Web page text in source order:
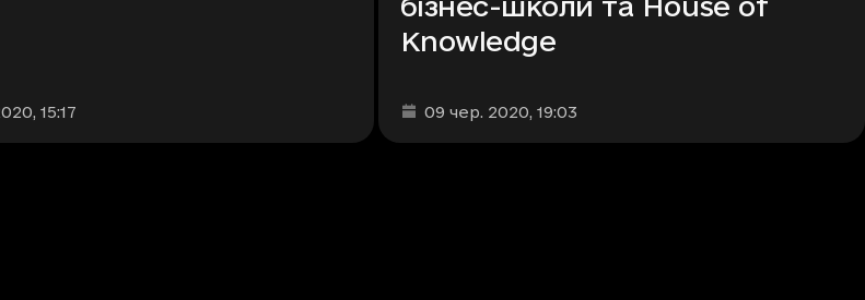
, 15:17
Knowledge
Дата та час публікації
09 чер. 2020, 19:03